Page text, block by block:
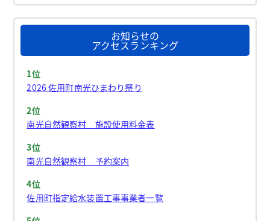
お知らせの
アクセスランキング
1位
2026 佐用町南光ひまわり祭り
2位
南光自然観察村 施設使用料金表
3位
南光自然観察村 予約案内
4位
佐用町指定給水装置工事事業者一覧